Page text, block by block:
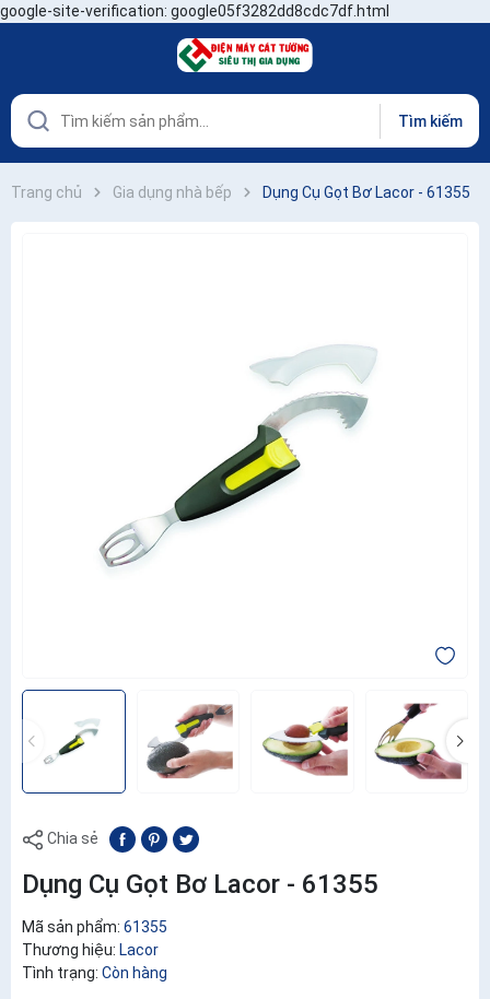
google-site-verification: google05f3282dd8cdc7df.html
Tìm kiếm
Trang chủ Gia dụng nhà bếp Dụng Cụ Gọt Bơ Lacor - 61355
Chia sẻ
Dụng Cụ Gọt Bơ Lacor - 61355
Mã sản phẩm: 61355
Thương hiệu: Lacor
Tình trạng: Còn hàng